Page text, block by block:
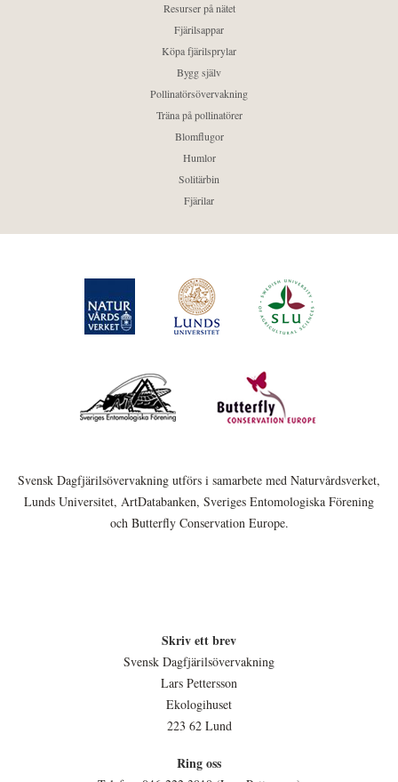
Resurser på nätet
Fjärilsappar
Köpa fjärilsprylar
Bygg själv
Pollinatörsövervakning
Träna på pollinatörer
Blomflugor
Humlor
Solitärbin
Fjärilar
Svensk Dagfjärilsövervakning utförs i samarbete med Naturvårdsverket,
Lunds Universitet, ArtDatabanken, Sveriges Entomologiska Förening
och Butterfly Conservation Europe.
Skriv ett brev
Svensk Dagfjärilsövervakning
Lars Pettersson
Ekologihuset
223 62 Lund
Ring oss